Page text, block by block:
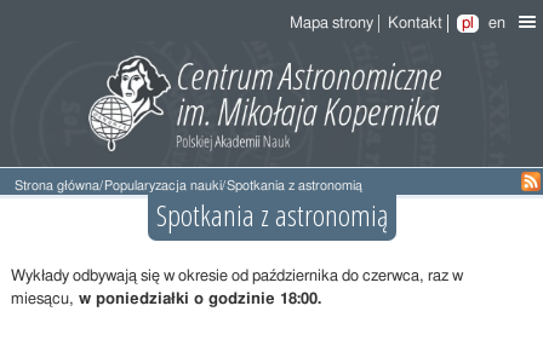
Mapa strony Kontakt pl en
Strona główna/ Popularyzacja nauki/Spotkania z astronomią
Spotkania z astronomią
Wykłady odbywają się w okresie od października do czerwca, raz w
miesącu, w poniedziałki o godzinie 18:00.